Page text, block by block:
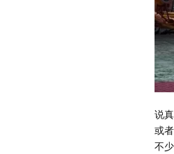
说
或
不